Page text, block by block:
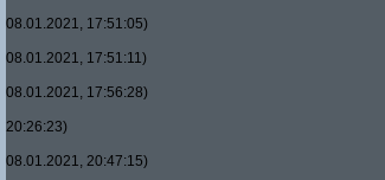
08.01.2021, 17:51:05)
08.01.2021, 17:51:11)
08.01.2021, 17:56:28)
20:26:23)
08.01.2021, 20:47:15)